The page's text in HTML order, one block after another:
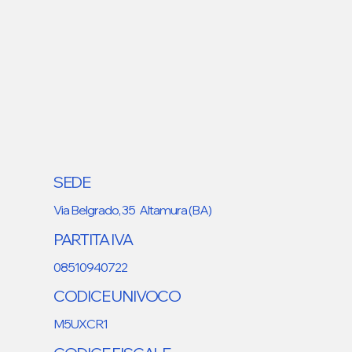
SEDE
Via Belgrado, 35 Altamura (BA)
PARTITA IVA
08510940722
CODICE UNIVOCO
M5UXCR1